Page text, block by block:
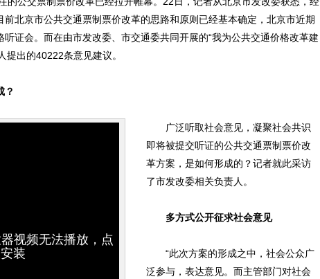
北京市公共交通票制票价改革的思路和原则已经基本确定，北京市近期
证会。而在由市发改委、市交通委共同开展的“我为公共交通价格改革建
提出的40222条意见建议。
？
视频无法播放，点
安装
广泛听取社会意见，凝聚社会共识
即将被提交听证的公共交通票制票价改
革方案，是如何形成的？记者就此采访
了市发改委相关负责人。
多方式公开征求社会意见
“此次方案的形成之中，社会公众广
泛参与，表达意见。而主管部门对社会